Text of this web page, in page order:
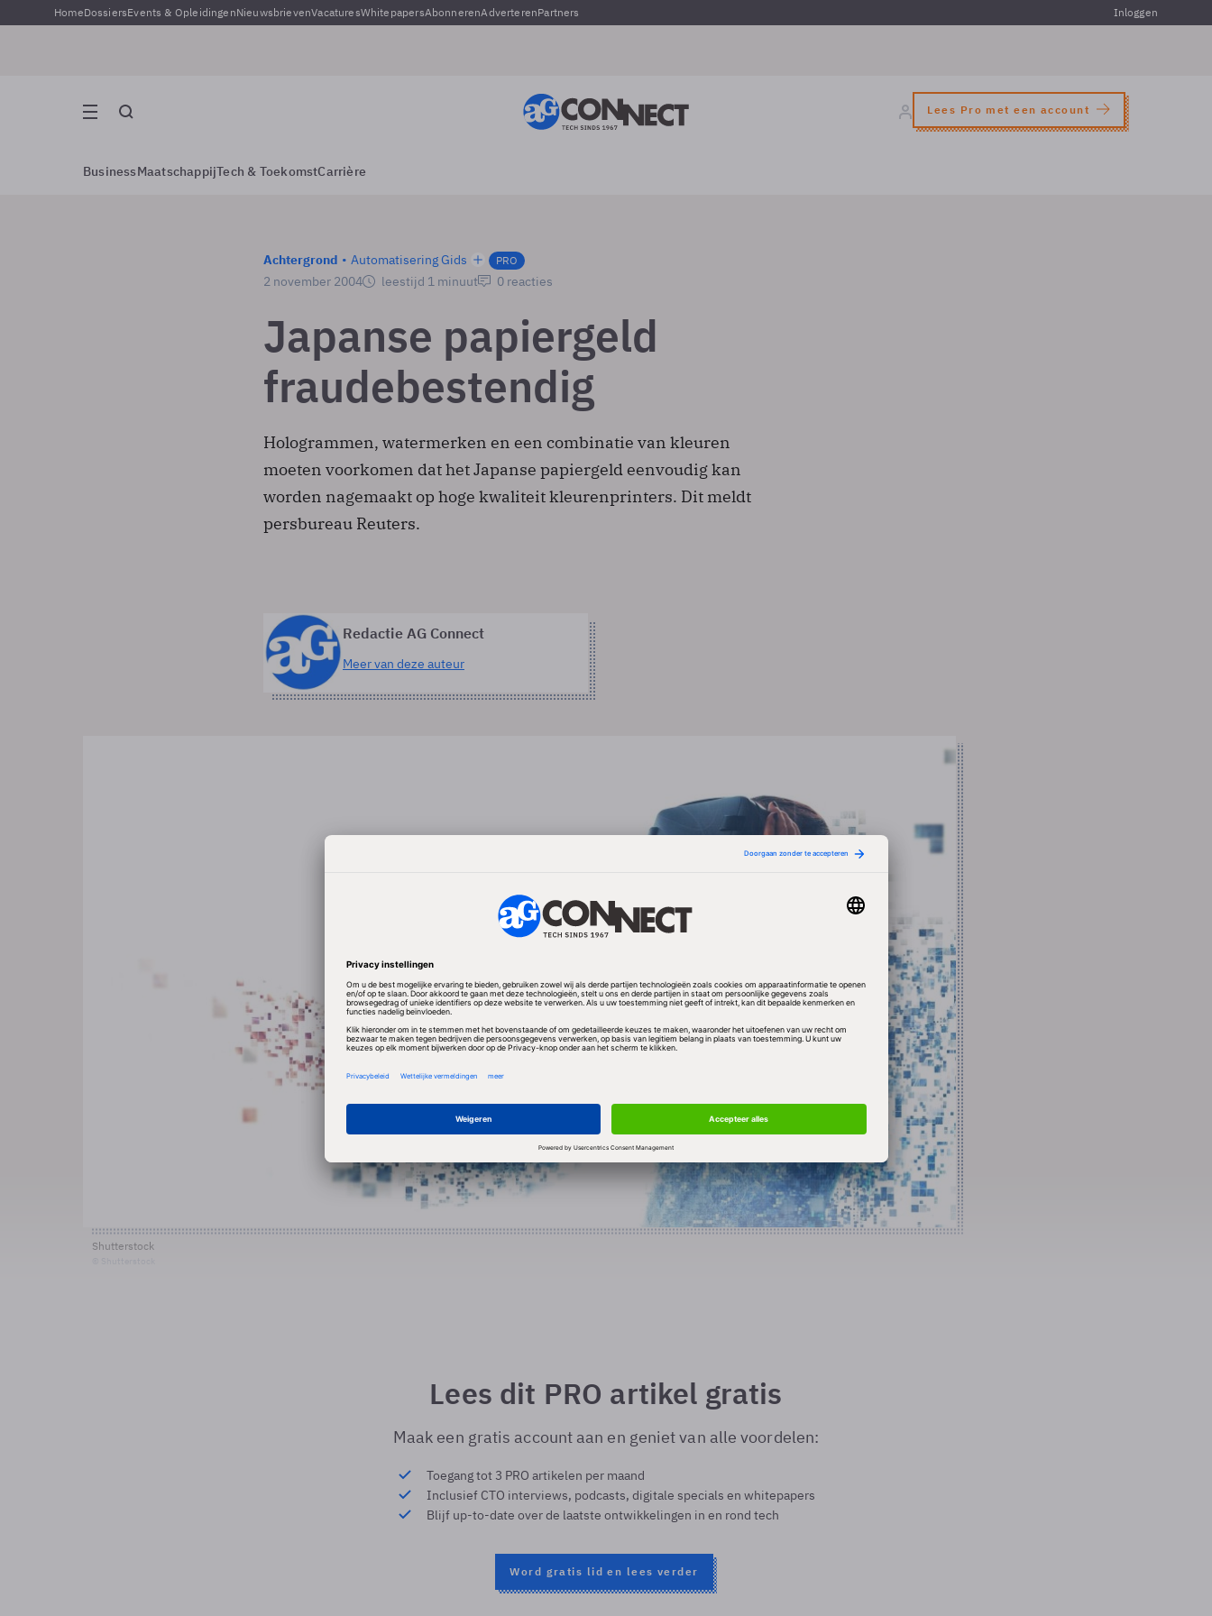
HomeDossiersEvents & OpleidingenNieuwsbrievenVacaturesWhitepapersAbonnerenAdverterenPartners Inloggen
Lees Pro met een account
BusinessMaatschappijTech & ToekomstCarrière
Achtergrond Automatisering Gids PRO
2 november 2004 leestijd 1 minuut 0 reacties
Japanse papiergeld
fraudebestendig
Hologrammen, watermerken en een combinatie van kleuren
moeten voorkomen dat het Japanse papiergeld eenvoudig kan
worden nagemaakt op hoge kwaliteit kleurenprinters. Dit meldt
persbureau Reuters.
Redactie AG Connect
Meer van deze auteur
Shutterstock
Lees dit PRO artikel gratis
Maak een gratis account aan en geniet van alle voordelen:
Toegang tot 3 PRO artikelen per maand
Inclusief CTO interviews, podcasts, digitale specials en whitepapers
Blijf up-to-date over de laatste ontwikkelingen in en rond tech
Word gratis lid en lees verder